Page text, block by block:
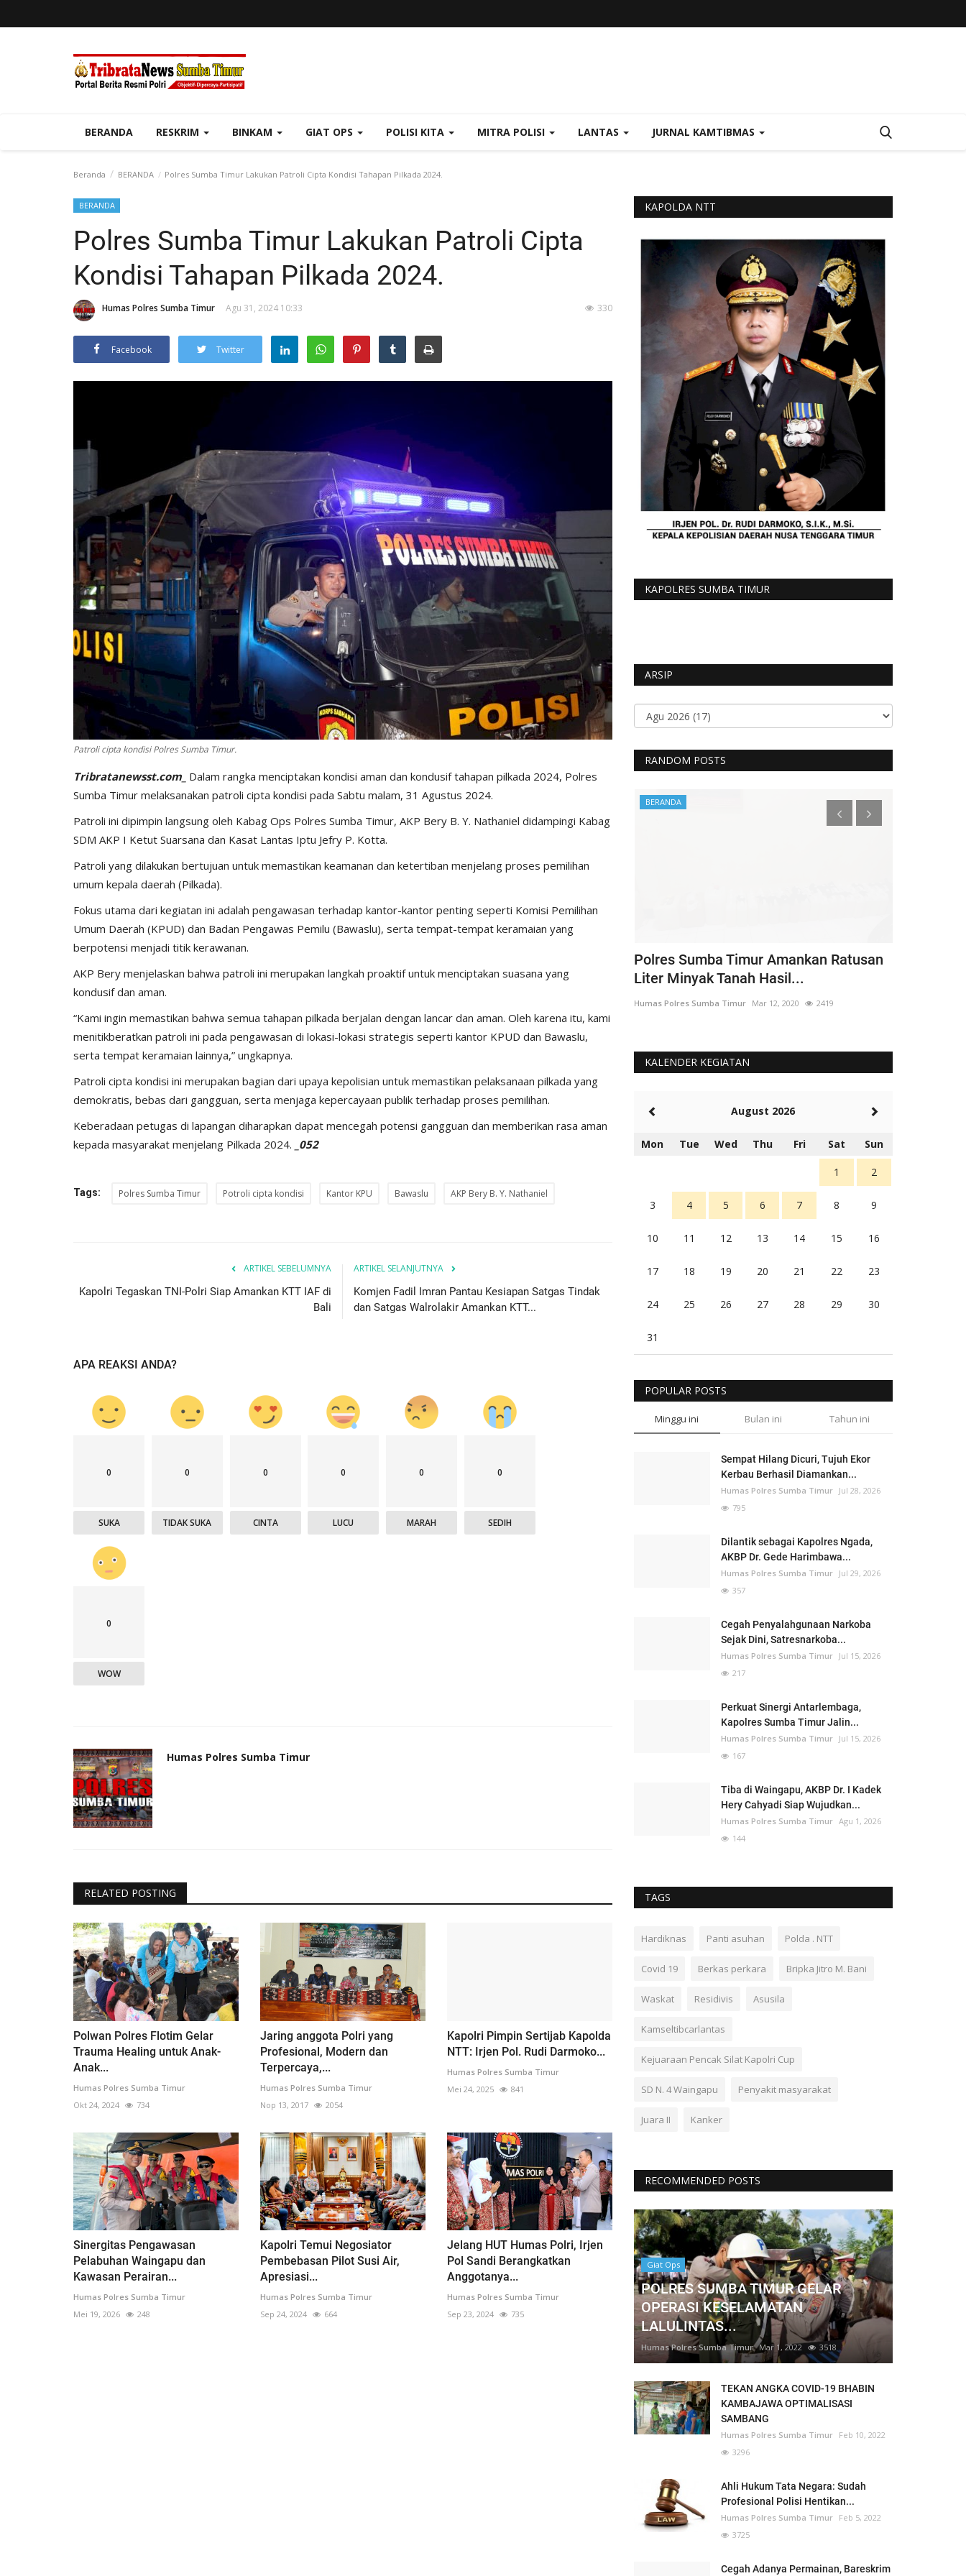
BERANDA RESKRIM BINKAM GIAT OPS POLISI KITA MITRA POLISI LANTAS JURNAL KAMTIBMAS
Beranda BERANDA Polres Sumba Timur Lakukan Patroli Cipta Kondisi Tahapan Pilkada 2024.
BERANDA
Polres Sumba Timur Lakukan Patroli Cipta
Kondisi Tahapan Pilkada 2024.
Humas Polres Sumba Timur Agu 31, 2024 10:33 330
Facebook Twitter
Patroli cipta kondisi Polres Sumba Timur.
Tribratanewsst.com_ Dalam rangka menciptakan kondisi aman dan kondusif tahapan pilkada 2024, Polres
Sumba Timur melaksanakan patroli cipta kondisi pada Sabtu malam, 31 Agustus 2024.
Patroli ini dipimpin langsung oleh Kabag Ops Polres Sumba Timur, AKP Bery B. Y. Nathaniel didampingi Kabag
SDM AKP I Ketut Suarsana dan Kasat Lantas Iptu Jefry P. Kotta.
Patroli yang dilakukan bertujuan untuk memastikan keamanan dan ketertiban menjelang proses pemilihan
umum kepala daerah (Pilkada).
Fokus utama dari kegiatan ini adalah pengawasan terhadap kantor-kantor penting seperti Komisi Pemilihan
Umum Daerah (KPUD) dan Badan Pengawas Pemilu (Bawaslu), serta tempat-tempat keramaian yang
berpotensi menjadi titik kerawanan.
AKP Bery menjelaskan bahwa patroli ini merupakan langkah proaktif untuk menciptakan suasana yang
kondusif dan aman.
“Kami ingin memastikan bahwa semua tahapan pilkada berjalan dengan lancar dan aman. Oleh karena itu, kami
menitikberatkan patroli ini pada pengawasan di lokasi-lokasi strategis seperti kantor KPUD dan Bawaslu,
serta tempat keramaian lainnya,” ungkapnya.
Patroli cipta kondisi ini merupakan bagian dari upaya kepolisian untuk memastikan pelaksanaan pilkada yang
demokratis, bebas dari gangguan, serta menjaga kepercayaan publik terhadap proses pemilihan.
Keberadaan petugas di lapangan diharapkan dapat mencegah potensi gangguan dan memberikan rasa aman
kepada masyarakat menjelang Pilkada 2024. _052
Tags: Polres Sumba Timur Potroli cipta kondisi Kantor KPU Bawaslu AKP Bery B. Y. Nathaniel
ARTIKEL SEBELUMNYA
Kapolri Tegaskan TNI-Polri Siap Amankan KTT IAF di
Bali
ARTIKEL SELANJUTNYA
Komjen Fadil Imran Pantau Kesiapan Satgas Tindak
dan Satgas Walrolakir Amankan KTT...
APA REAKSI ANDA?
0
SUKA
0
TIDAK SUKA
0
CINTA
0
LUCU
0
MARAH
0
SEDIH
0
WOW
Humas Polres Sumba Timur
RELATED POSTING
Polwan Polres Flotim Gelar
Trauma Healing untuk Anak-
Anak...
Humas Polres Sumba Timur
Okt 24, 2024
734
Jaring anggota Polri yang
Profesional, Modern dan
Terpercaya,...
Humas Polres Sumba Timur
Nop 13, 2017
2054
Kapolri Pimpin Sertijab Kapolda
NTT: Irjen Pol. Rudi Darmoko...
Humas Polres Sumba Timur
Mei 24, 2025
841
Sinergitas Pengawasan
Pelabuhan Waingapu dan
Kawasan Perairan...
Humas Polres Sumba Timur
Mei 19, 2026
248
Kapolri Temui Negosiator
Pembebasan Pilot Susi Air,
Apresiasi...
Humas Polres Sumba Timur
Sep 24, 2024
664
Jelang HUT Humas Polri, Irjen
Pol Sandi Berangkatkan
Anggotanya...
Humas Polres Sumba Timur
Sep 23, 2024
735
KAPOLDA NTT
KAPOLRES SUMBA TIMUR
ARSIP
RANDOM POSTS
BERANDA
Polres Sumba Timur Terus Dukung
Ketahanan Pangan Melalui...
Polisi Kita
Sumba Timur Beri Arahan...
BERANDA
Polres Sumba Timur Amankan Ratusan
Liter Minyak Tanah Hasil...
Humas Polres Sumba Timur Mar 12, 2020 2419
KALENDER KEGIATAN
August 2026
Mon Tue Wed Thu Fri Sat Sun
1 2
3 4 5 6 7 8 9
10 11 12 13 14 15 16
17 18 19 20 21 22 23
24 25 26 27 28 29 30
31
POPULAR POSTS
Minggu ini Bulan ini Tahun ini
Sempat Hilang Dicuri, Tujuh Ekor
Kerbau Berhasil Diamankan...
Humas Polres Sumba Timur Jul 28, 2026
795
Dilantik sebagai Kapolres Ngada,
AKBP Dr. Gede Harimbawa...
Humas Polres Sumba Timur Jul 29, 2026
357
Cegah Penyalahgunaan Narkoba
Sejak Dini, Satresnarkoba...
Humas Polres Sumba Timur Jul 15, 2026
217
Perkuat Sinergi Antarlembaga,
Kapolres Sumba Timur Jalin...
Humas Polres Sumba Timur Jul 15, 2026
167
Tiba di Waingapu, AKBP Dr. I Kadek
Hery Cahyadi Siap Wujudkan...
Humas Polres Sumba Timur Agu 1, 2026
144
TAGS
Hardiknas Panti asuhan Polda . NTT
Covid 19 Berkas perkara Bripka Jitro M. Bani
Waskat Residivis Asusila
Kamseltibcarlantas
Kejuaraan Pencak Silat Kapolri Cup
SD N. 4 Waingapu Penyakit masyarakat
Juara II Kanker
RECOMMENDED POSTS
Giat Ops
POLRES SUMBA TIMUR GELAR
OPERASI KESELAMATAN
LALULINTAS...
Humas Polres Sumba Timur Mar 1, 2022 3518
TEKAN ANGKA COVID-19 BHABIN
KAMBAJAWA OPTIMALISASI
SAMBANG
Humas Polres Sumba Timur Feb 10, 2022
3296
Ahli Hukum Tata Negara: Sudah
Profesional Polisi Hentikan...
Humas Polres Sumba Timur Feb 5, 2022
3725
Cegah Adanya Permainan, Bareskrim